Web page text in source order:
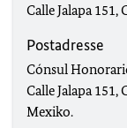
Calle Jalapa 151,
Postadresse
Cónsul
Calle Jalapa 151,
Mexiko.